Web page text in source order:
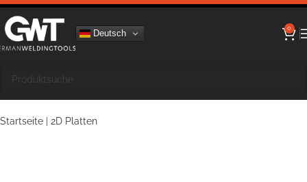
Deutsch 0
Startseite 2D Platten